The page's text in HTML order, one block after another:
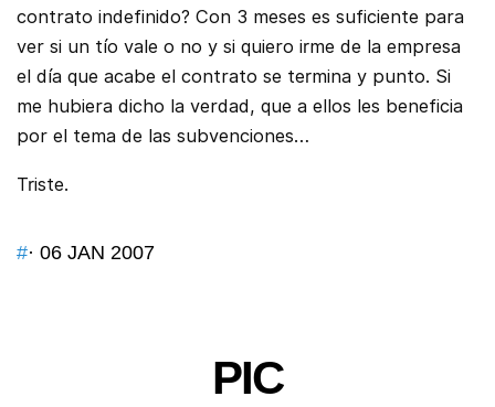
contrato indefinido? Con 3 meses es suficiente para
ver si un tío vale o no y si quiero irme de la empresa
el día que acabe el contrato se termina y punto. Si
me hubiera dicho la verdad, que a ellos les beneficia
por el tema de las subvenciones…
Triste.
#· 06 JAN 2007
PIC